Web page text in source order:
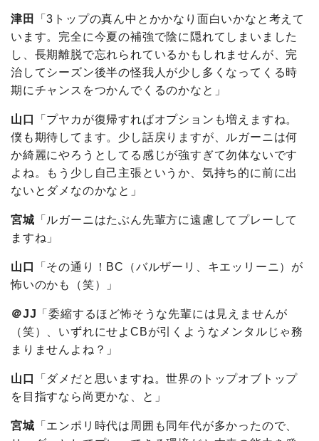
津田
「3トップの真ん中とかかなり面白いかなと考えて
います。完全に今夏の補強で陰に隠れてしまいました
し、長期離脱で忘れられているかもしれませんが、完
治してシーズン後半の怪我人が少し多くなってくる時
期にチャンスをつかんでくるのかなと」
山口
「プヤカが復帰すればオプションも増えますね。
僕も期待してます。少し話戻りますが、ルガーニは何
か綺麗にやろうとしてる感じが強すぎて勿体ないです
よね。もう少し自己主張というか、気持ち的に前に出
ないとダメなのかなと」
宮城 「ルガーニはたぶん先輩方に遠慮してプレーして
ますね」
山口
「その通り！BC（バルザーリ、キエッリーニ）が
怖いのかも（笑）」
＠JJ 「委縮するほど怖そうな先輩には見えませんが
（笑）、いずれにせよCBが引くようなメンタルじゃ務
まりませんよね？」
山口
「ダメだと思いますね。世界のトップオブトップ
を目指すなら尚更かな、と」
宮城 「エンポリ時代は周囲も同年代が多かったので、